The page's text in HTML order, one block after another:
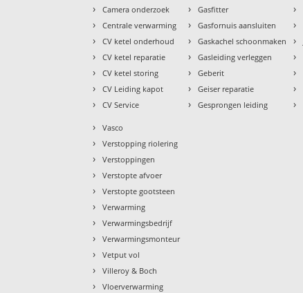
› Camera onderzoek
› Centrale verwarming
› CV ketel onderhoud
› CV ketel reparatie
› CV ketel storing
› CV Leiding kapot
› CV Service
› Gasfitter
› Gasfornuis aansluiten
› Gaskachel schoonmaken
› Gasleiding verleggen
› Geberit
› Geiser reparatie
› Gesprongen leiding
›
›
›
›
›
›
›
› Vasco
› Verstopping riolering
› Verstoppingen
› Verstopte afvoer
› Verstopte gootsteen
› Verwarming
› Verwarmingsbedrijf
› Verwarmingsmonteur
› Vetput vol
› Villeroy & Boch
› Vloerverwarming